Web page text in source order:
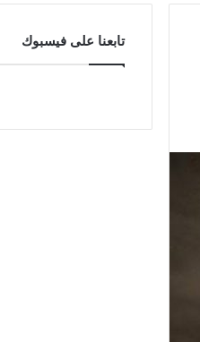
تابعنا على فيسبوك